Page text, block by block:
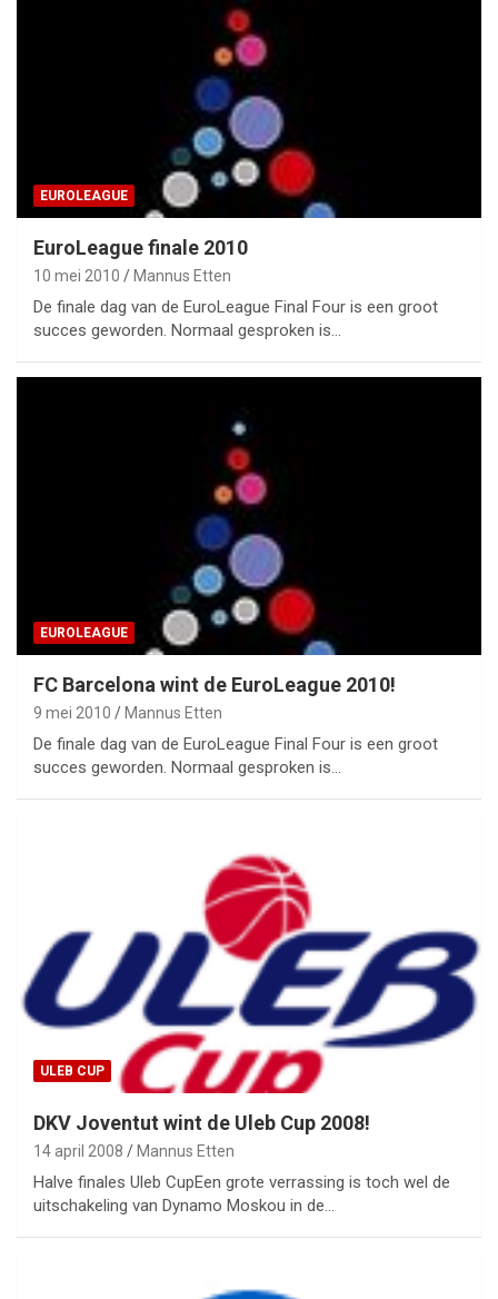
EUROLEAGUE
EuroLeague finale 2010
10 mei 2010 Mannus Etten
De finale dag van de EuroLeague Final Four is een groot
succes geworden. Normaal gesproken is…
EUROLEAGUE
FC Barcelona wint de EuroLeague 2010!
9 mei 2010 Mannus Etten
De finale dag van de EuroLeague Final Four is een groot
succes geworden. Normaal gesproken is…
ULEB CUP
DKV Joventut wint de Uleb Cup 2008!
14 april 2008 Mannus Etten
Halve finales Uleb CupEen grote verrassing is toch wel de
uitschakeling van Dynamo Moskou in de…